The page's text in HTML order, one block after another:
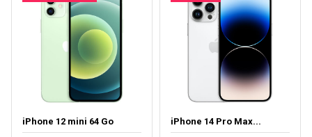
iPhone 12 mini 64 Go iPhone 14 Pro Max...